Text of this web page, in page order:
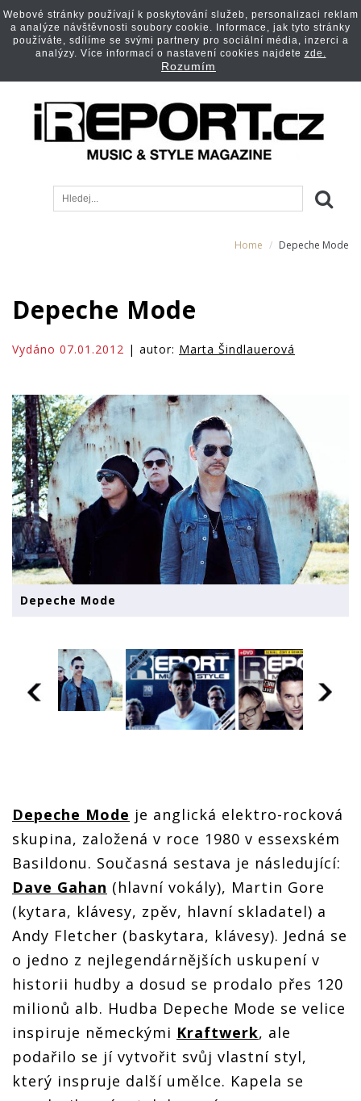
Home Depeche Mode
Depeche Mode
Vydáno 07.01.2012 | autor: Marta Šindlauerová
Depeche Mode
Depeche Mode je anglická elektro-rocková
skupina, založená v roce 1980 v essexském
Basildonu. Současná sestava je následující:
Dave Gahan (hlavní vokály), Martin Gore
(kytara, klávesy, zpěv, hlavní skladatel) a
Andy Fletcher (baskytara, klávesy). Jedná se
o jedno z nejlegendárnějších uskupení v
historii hudby a dosud se prodalo přes 120
milionů alb. Hudba Depeche Mode se velice
inspiruje německými Kraftwerk, ale
podařilo se jí vytvořit svůj vlastní styl,
který inspruje další umělce. Kapela se
Webové stránky používají k poskytování služeb, personalizaci reklam
a analýze návštěvnosti soubory cookie. Informace, jak tyto stránky
používáte, sdílíme se svými partnery pro sociální média, inzerci a
analýzy. Více informací o nastavení cookies najdete zde.
Rozumím